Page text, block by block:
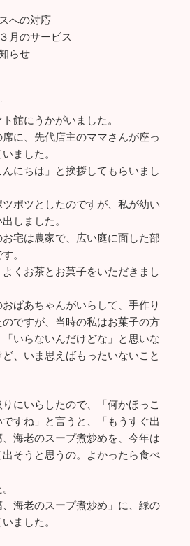
への対応
月のサービス
らせ
館にうかがいました。
に、先代店主のママさんが座っ
ました。
にちは」と挨拶してもらいまし
ポツとしたのですが、私が幼い
しました。
宅は農家で、広い庭に面した部
。
くお茶とお菓子をいただきまし
ばあちゃんがいらして、手作り
ですが、当時の私はお菓子の方
いらないんだけどな」と思いな
、いま思えばもったいないこと
にいらしたので、「何かほっこ
すね」と言うと、「もうすぐ出
海老のスープ煮炒めを、今年は
そうと思うの。よかったら食べ
海老のスープ煮炒め」に、緑の
ました。